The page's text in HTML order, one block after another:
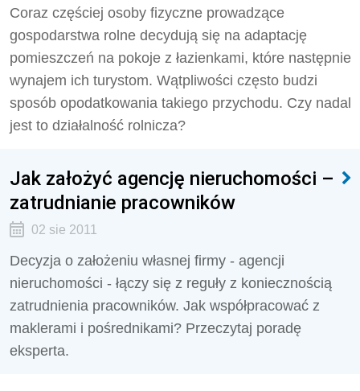
Coraz częściej osoby fizyczne prowadzące
gospodarstwa rolne decydują się na adaptację
pomieszczeń na pokoje z łazienkami, które następnie
wynajem ich turystom. Wątpliwości często budzi
sposób opodatkowania takiego przychodu. Czy nadal
jest to działalność rolnicza?
Jak założyć agencję nieruchomości –
zatrudnianie pracowników
02 sie 2011
Decyzja o założeniu własnej firmy - agencji
nieruchomości - łączy się z reguły z koniecznością
zatrudnienia pracowników. Jak współpracować z
maklerami i pośrednikami? Przeczytaj poradę
eksperta.